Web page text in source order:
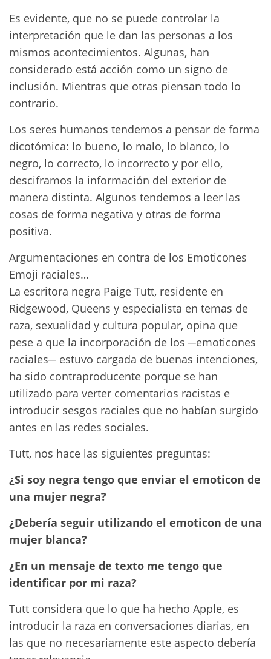
Es evidente, que no se puede controlar la
interpretación que le dan las personas a los
mismos acontecimientos. Algunas, han
considerado está acción como un signo de
inclusión. Mientras que otras piensan todo lo
contrario.
Los seres humanos tendemos a pensar de forma
dicotómica: lo bueno, lo malo, lo blanco, lo
negro, lo correcto, lo incorrecto y por ello,
desciframos la información del exterior de
manera distinta. Algunos tendemos a leer las
cosas de forma negativa y otras de forma
positiva.
Argumentaciones en contra de los Emoticones
Emoji raciales…
La escritora negra Paige Tutt, residente en
Ridgewood, Queens y especialista en temas de
raza, sexualidad y cultura popular, opina que
pese a que la incorporación de los ─emoticones
raciales─ estuvo cargada de buenas intenciones,
ha sido contraproducente porque se han
utilizado para verter comentarios racistas e
introducir sesgos raciales que no habían surgido
antes en las redes sociales.
Tutt, nos hace las siguientes preguntas:
¿Si soy negra tengo que enviar el emoticon de
una mujer negra?
¿Debería seguir utilizando el emoticon de una
mujer blanca?
¿En un mensaje de texto me tengo que
identificar por mi raza?
Tutt considera que lo que ha hecho Apple, es
introducir la raza en conversaciones diarias, en
las que no necesariamente este aspecto debería